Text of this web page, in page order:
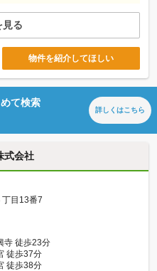
見る
物件を紹介してほしい
て検索
詳しくはこちら
会社
目13番7
寺 徒歩23分
徒歩37分
徒歩38分